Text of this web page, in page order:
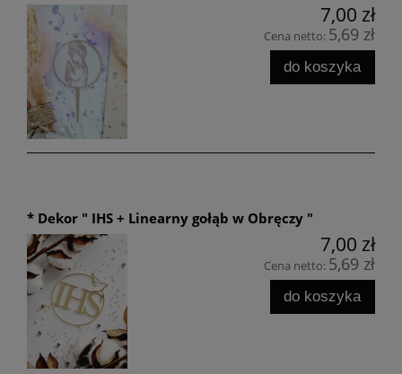
7,00 zł
Cena netto: 5,69 zł
do koszyka
* Dekor " IHS + Linearny gołąb w Obręczy "
7,00 zł
Cena netto: 5,69 zł
do koszyka